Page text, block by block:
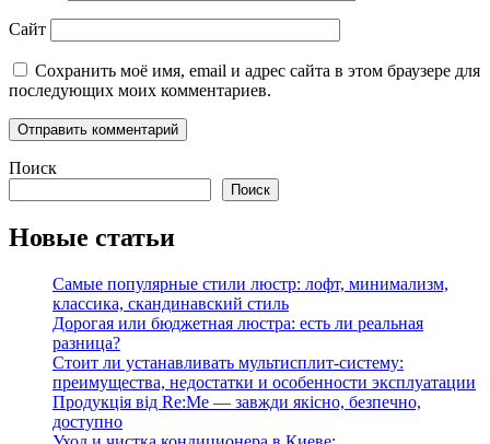
Сайт
Сохранить моё имя, email и адрес сайта в этом браузере для
последующих моих комментариев.
Поиск
Поиск
Новые статьи
Самые популярные стили люстр: лофт, минимализм,
классика, скандинавский стиль
Дорогая или бюджетная люстра: есть ли реальная
разница?
Стоит ли устанавливать мультисплит-систему:
преимущества, недостатки и особенности эксплуатации
Продукція від Re:Me — завжди якісно, безпечно,
доступно